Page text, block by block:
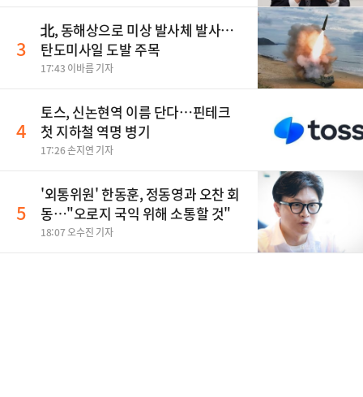
3
北, 동해상으로 미상 발사체 발사…
탄도미사일 도발 주목
17:43 이바름 기자
4
토스, 신논현역 이름 단다…핀테크
첫 지하철 역명 병기
17:26 손지연 기자
5
'외통위원' 한동훈, 정동영과 오찬 회
동…"오로지 국익 위해 소통할 것"
18:07 오수진 기자